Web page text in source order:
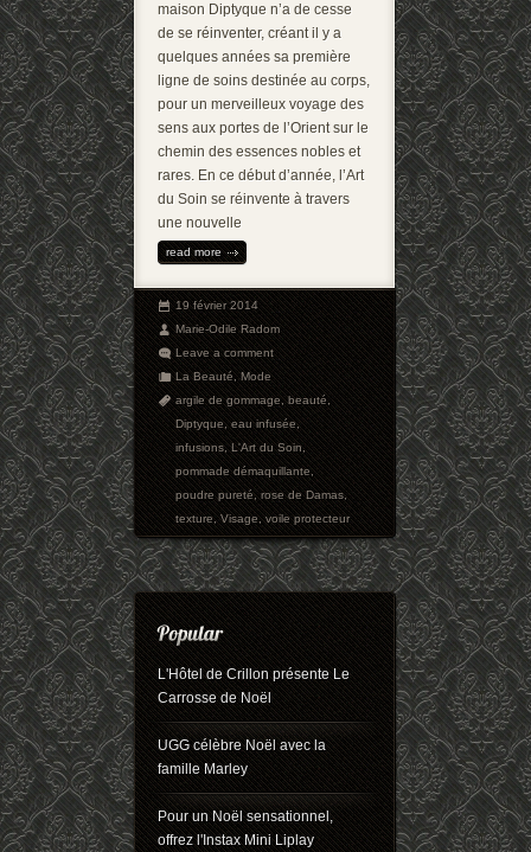
maison Diptyque n’a de cesse
de se réinventer, créant il y a
quelques années sa première
ligne de soins destinée au corps,
pour un merveilleux voyage des
sens aux portes de l’Orient sur le
chemin des essences nobles et
rares. En ce début d’année, l’Art
du Soin se réinvente à travers
une nouvelle
read more
19 février 2014
Marie-Odile Radom
Leave a comment
La Beauté,Mode
argile de gommage,beauté,
Diptyque,eau infusée,
infusions,L'Art du Soin,
pommade démaquillante,
poudre pureté,rose de Damas,
texture,Visage,voile protecteur
L'Hôtel de Crillon présente Le
Carrosse de Noël
UGG célèbre Noël avec la
famille Marley
Pour un Noël sensationnel,
offrez l'Instax Mini Liplay